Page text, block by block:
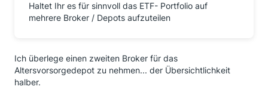
Haltet Ihr es für sinnvoll das ETF- Portfolio auf
mehrere Broker / Depots aufzuteilen
Ich überlege einen zweiten Broker für das
Altersvorsorgedepot zu nehmen... der Übersichtlichkeit
halber.